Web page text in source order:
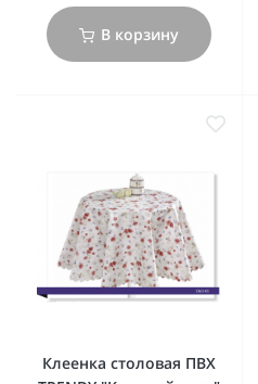
В корзину
Клеенка столовая ПВХ